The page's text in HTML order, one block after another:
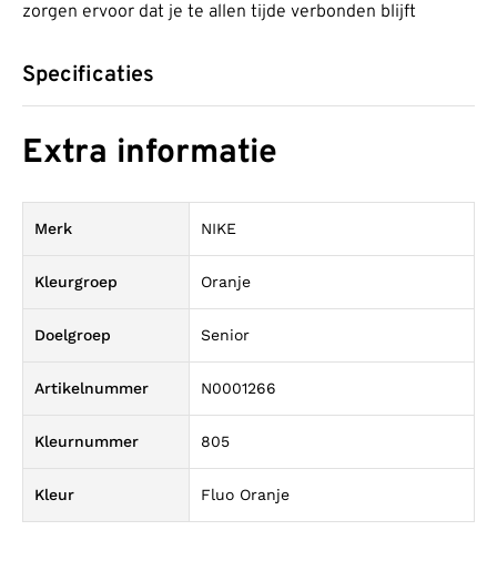
zorgen ervoor dat je te allen tijde verbonden blijft
Specificaties
Extra informatie
Merk NIKE
Kleurgroep Oranje
Doelgroep Senior
Artikelnummer N0001266
Kleurnummer 805
Kleur Fluo Oranje